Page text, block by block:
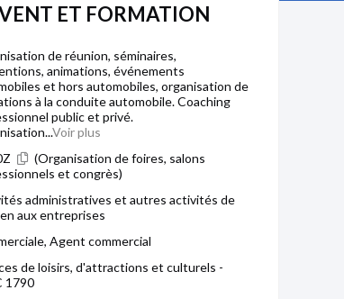
ET FORMATION
de réunion, séminaires,
animations, événements
et hors automobiles, organisation de
à la conduite automobile. Coaching
public et privé.
Voir plus
(Organisation de foires, salons
et congrès)
administratives et autres activités de
aux entreprises
Agent commercial
de loisirs, d'attractions et culturels -
1790